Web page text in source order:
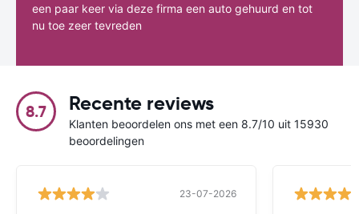
een paar keer via deze firma een auto gehuurd en tot
nu toe zeer tevreden
8.7 Recente reviews
Klanten beoordelen ons met een 8.7/10 uit 15930
beoordelingen
23-07-2026